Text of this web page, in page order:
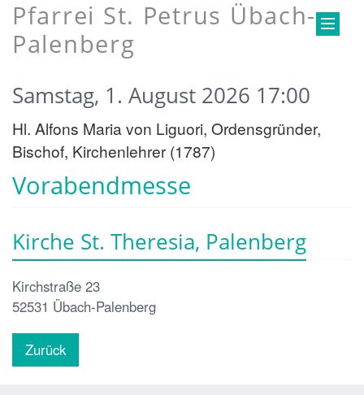
Pfarrei St. Petrus Übach-
Palenberg
Vorabendmesse
Samstag, 1. August 2026 17:00
Hl. Alfons Maria von Liguori, Ordensgründer,
Bischof, Kirchenlehrer (1787)
Kirche St. Theresia, Palenberg
Kirchstraße 23
52531 Übach-Palenberg
Zurück